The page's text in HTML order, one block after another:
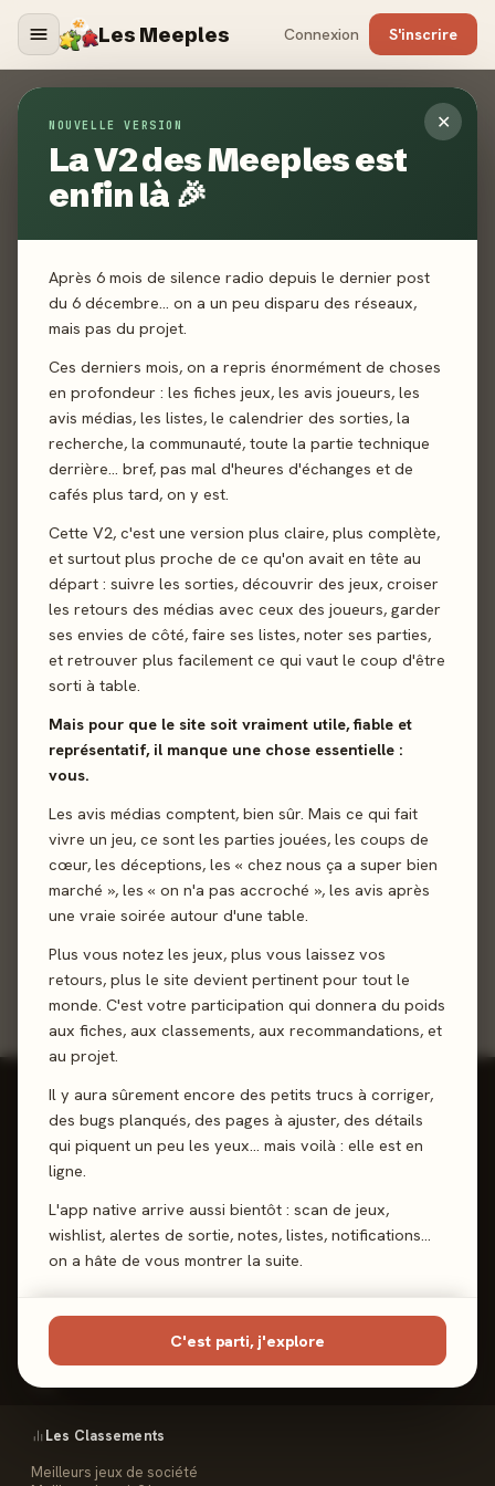
Les Meeples Connexion S'inscrire
✕
NOUVELLE VERSION
La V2 des Meeples est
enfin là 🎉
Après 6 mois de silence radio depuis le dernier post
du 6 décembre… on a un peu disparu des réseaux,
mais pas du projet.
Ces derniers mois, on a repris énormément de choses
en profondeur : les fiches jeux, les avis joueurs, les
avis médias, les listes, le calendrier des sorties, la
recherche, la communauté, toute la partie technique
derrière… bref, pas mal d'heures d'échanges et de
cafés plus tard, on y est.
Cette V2, c'est une version plus claire, plus complète,
et surtout plus proche de ce qu'on avait en tête au
départ : suivre les sorties, découvrir des jeux, croiser
les retours des médias avec ceux des joueurs, garder
ses envies de côté, faire ses listes, noter ses parties,
et retrouver plus facilement ce qui vaut le coup d'être
sorti à table.
Mais pour que le site soit vraiment utile, fiable et
représentatif, il manque une chose essentielle :
vous.
Les avis médias comptent, bien sûr. Mais ce qui fait
vivre un jeu, ce sont les parties jouées, les coups de
cœur, les déceptions, les « chez nous ça a super bien
marché », les « on n'a pas accroché », les avis après
une vraie soirée autour d'une table.
Plus vous notez les jeux, plus vous laissez vos
retours, plus le site devient pertinent pour tout le
monde. C'est votre participation qui donnera du poids
aux fiches, aux classements, aux recommandations, et
au projet.
Il y aura sûrement encore des petits trucs à corriger,
des bugs planqués, des pages à ajuster, des détails
qui piquent un peu les yeux… mais voilà : elle est en
ligne.
L'app native arrive aussi bientôt : scan de jeux,
wishlist, alertes de sortie, notes, listes, notifications…
on a hâte de vous montrer la suite.
C'est parti, j'explore
Contact
ACCUEIL CONTACT
toute autre demande ? Envoyez-nous un mail, nous vous
répondrons dans les plus brefs délais.
Envoyer
Reviews, Avis & Tendances
Jeux de Société
Les Meeples
Contact
FAQ
Les Classements
Meilleurs jeux de société